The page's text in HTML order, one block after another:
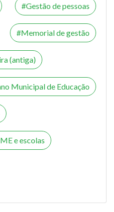
Gestão de pessoas
Memorial de gestão
(antiga)
Municipal de Educação
e escolas